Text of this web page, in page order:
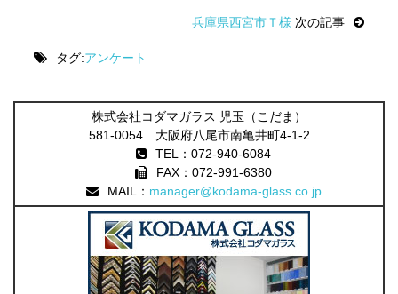
兵庫県西宮市Ｔ様 次の記事
タグ:アンケート
株式会社コダマガラス 児玉（こだま）
581-0054 大阪府八尾市南亀井町4-1-2
TEL：072-940-6084
FAX：072-991-6380
MAIL： manager@kodama-glass.co.jp